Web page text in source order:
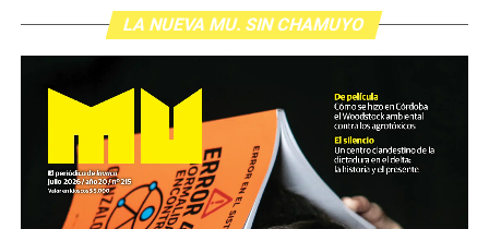
LA NUEVA MU. SIN CHAMUYO